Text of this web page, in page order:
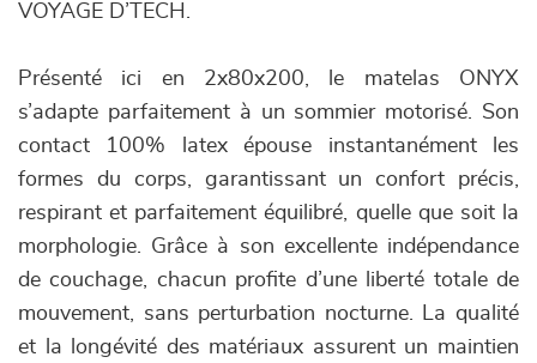
VOYAGE D’TECH.
Présenté ici en 2x80x200, le matelas ONYX
s’adapte parfaitement à un sommier motorisé. Son
contact 100% latex épouse instantanément les
formes du corps, garantissant un confort précis,
respirant et parfaitement équilibré, quelle que soit la
morphologie. Grâce à son excellente indépendance
de couchage, chacun profite d’une liberté totale de
mouvement, sans perturbation nocturne. La qualité
et la longévité des matériaux assurent un maintien